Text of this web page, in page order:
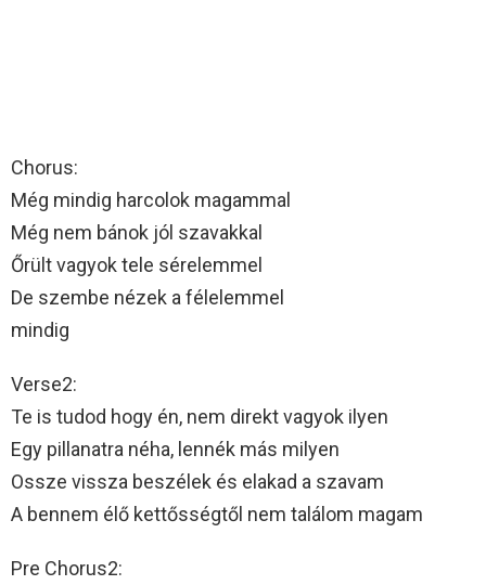
Chorus:
Még mindig harcolok magammal
Még nem bánok jól szavakkal
Őrült vagyok tele sérelemmel
De szembe nézek a félelemmel
mindig
Verse2:
Te is tudod hogy én, nem direkt vagyok ilyen
Egy pillanatra néha, lennék más milyen
Ossze vissza beszélek és elakad a szavam
A bennem élő kettősségtől nem találom magam
Pre Chorus2: